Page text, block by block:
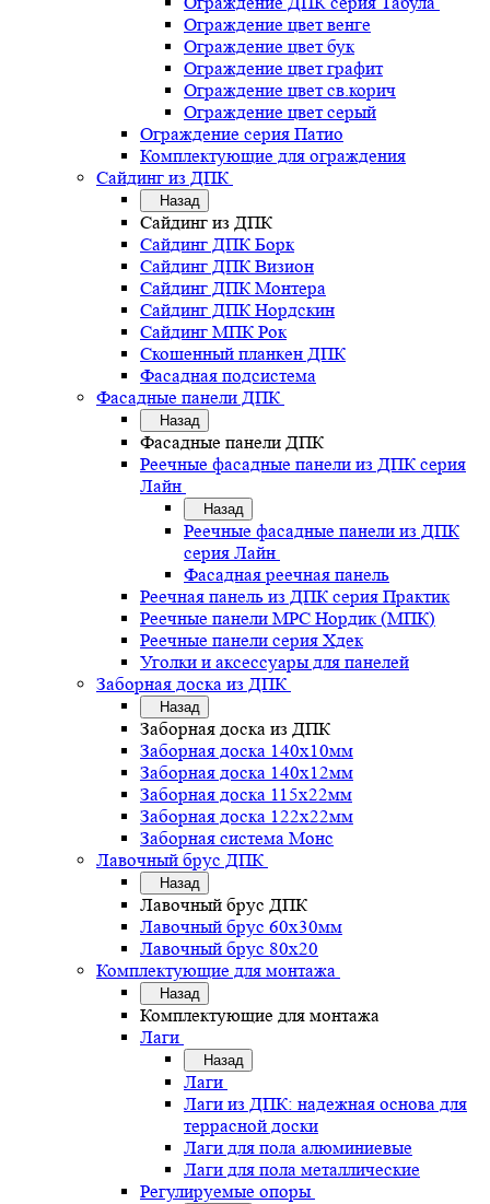
Ограждение цвет венге
Ограждение цвет бук
Ограждение цвет графит
Ограждение цвет св.корич
Ограждение цвет серый
Ограждение серия Патио
Комплектующие для ограждения
Сайдинг из ДПК
Назад
Сайдинг из ДПК
Сайдинг ДПК Борк
Сайдинг ДПК Визион
Сайдинг ДПК Монтера
Сайдинг ДПК Нордскин
Сайдинг МПК Рок
Скошенный планкен ДПК
Фасадная подсистема
Фасадные панели ДПК
Назад
Фасадные панели ДПК
Реечные фасадные панели из ДПК серия
Лайн
Назад
Реечные фасадные панели из ДПК
серия Лайн
Фасадная реечная панель
Реечная панель из ДПК серия Практик
Реечные панели MPC Нордик (МПК)
Реечные панели серия Хдек
Уголки и аксессуары для панелей
Заборная доска из ДПК
Назад
Заборная доска из ДПК
Заборная доска 140х10мм
Заборная доска 140х12мм
Заборная доска 115х22мм
Заборная доска 122х22мм
Заборная система Монс
Лавочный брус ДПК
Назад
Лавочный брус ДПК
Лавочный брус 60х30мм
Лавочный брус 80х20
Комплектующие для монтажа
Назад
Комплектующие для монтажа
Лаги
Назад
Лаги
Лаги из ДПК: надежная основа для
террасной доски
Лаги для пола алюминиевые
Лаги для пола металлические
Регулируемые опоры